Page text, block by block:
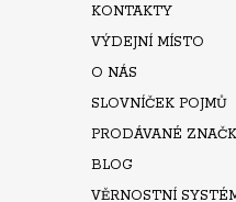
KONTAKTY
VÝDEJNÍ MÍSTO
O NÁS
SLOVNÍČEK POJMŮ
PRODÁVANÉ
BLOG
VĚRNOSTNÍ